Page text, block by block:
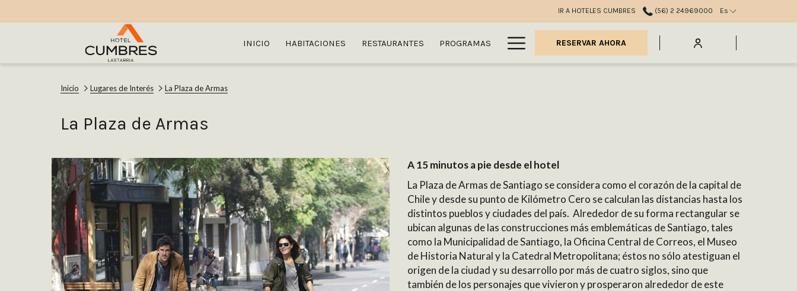
IR A HOTELES CUMBRES (56) 2 24969000 Es
INICIO HABITACIONES RESTAURANTES PROGRAMAS Hamburger
Menu
RESERVAR AHORA
Inicio Lugares de Interés La Plaza de Armas
La Plaza de Armas
A 15 minutos a pie desde el hotel
La Plaza de Armas de Santiago se considera como el corazón de la capital de
Chile y desde su punto de Kilómetro Cero se calculan las distancias hasta los
distintos pueblos y ciudades del país. Alrededor de su forma rectangular se
ubican algunas de las construcciones más emblemáticas de Santiago, tales
como la Municipalidad de Santiago, la Oficina Central de Correos, el Museo
de Historia Natural y la Catedral Metropolitana; éstos no sólo atestiguan el
origen de la ciudad y su desarrollo por más de cuatro siglos, sino que
también de los personajes que vivieron y prosperaron alrededor de este